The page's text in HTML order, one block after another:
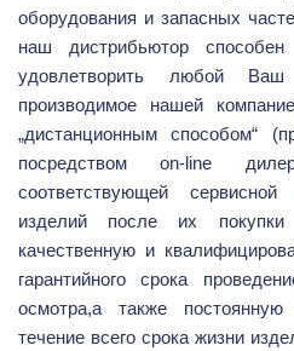
оборудования и запасных
наш дистрибьютор способен
удовлетворить любой Ваш
производимое нашей
„дистанционным способом“
посредством on-line
соответствующей
изделий после их покупки
качественную и
гарантийного срока
осмотра,а также
течение всего срока жизни